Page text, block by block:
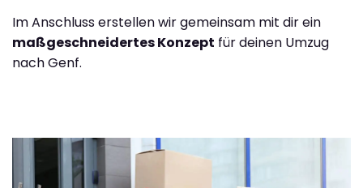
Im Anschluss erstellen wir gemeinsam mit dir ein
maßgeschneidertes Konzept für deinen Umzug
nach Genf.